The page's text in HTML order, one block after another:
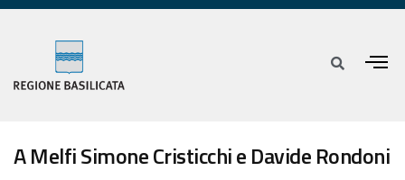
A Melfi Simone Cristicchi e Davide Rondoni